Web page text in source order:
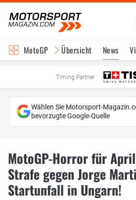
MotoGP Übersicht News
Timing Partner
Wählen Sie Motorsport-
bevorzugte Google-Quelle
MotoGP-Horror für
Strafe gegen Jorge
Startunfall in Ungarn!